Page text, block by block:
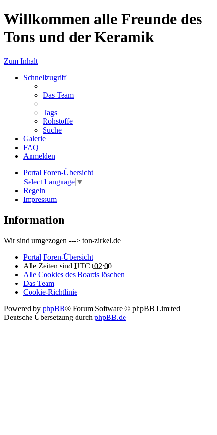
Willkommen alle Freunde des
Tons und der Keramik
Zum Inhalt
Schnellzugriff
Das Team
Tags
Rohstoffe
Suche
Galerie
FAQ
Anmelden
Portal Foren-Übersicht
Select Language ▼
Regeln
Impressum
Information
Wir sind umgezogen ---> ton-zirkel.de
Portal Foren-Übersicht
Alle Zeiten sind UTC+02:00
Alle Cookies des Boards löschen
Das Team
Cookie-Richtlinie
Powered by phpBB® Forum Software © phpBB Limited
Deutsche Übersetzung durch phpBB.de